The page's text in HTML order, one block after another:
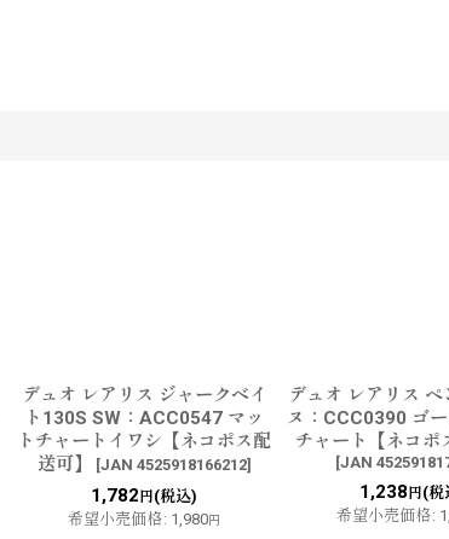
デュオ レアリス ジャークベイ
ト130S SW：ACC0547 マッ
トチャートイワシ【ネコポス配
送可】
[JAN 4525918166212]
1,782 円(税込)
希望小売価格: 1,980円
デュオ レアリス
ヌ：CCC0390 ゴ
チャート【ネコポ
[JAN
1,238 円(税
希望小売価格: